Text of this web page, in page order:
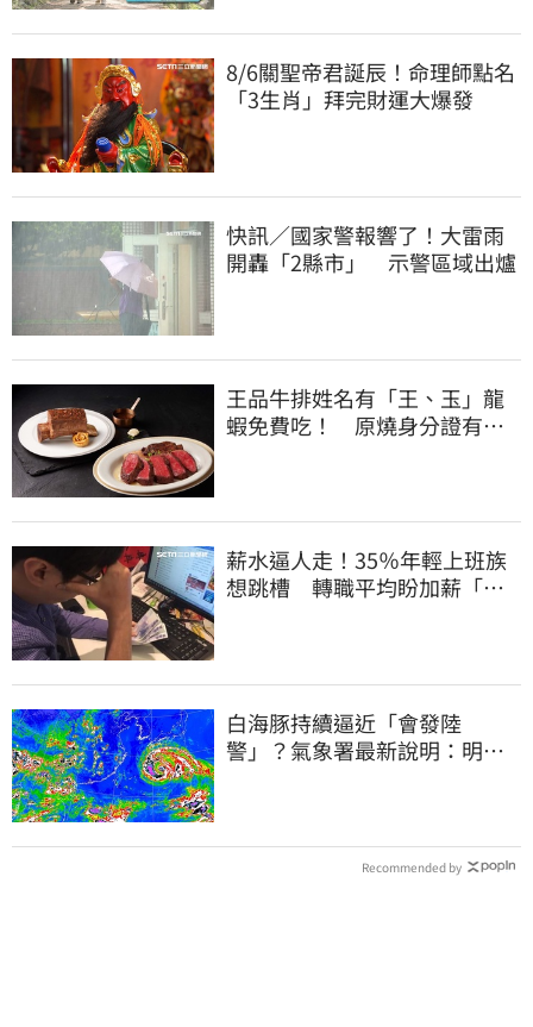
8/6關聖帝君誕辰！命理師點名
「3生肖」拜完財運大爆發
快訊／國家警報響了！大雷雨
開轟「2縣市」 示警區域出爐
王品牛排姓名有「王、玉」龍
蝦免費吃！ 原燒身分證有
薪水逼人走！35％年輕上班族
想跳槽 轉職平均盼加薪「破
白海豚持續逼近「會發陸
警」？氣象署最新說明：明天
Recommended by